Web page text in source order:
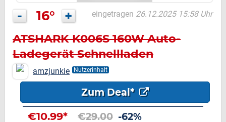
- 16° + eingetragen 26.12.2025 15:58 Uhr
ATSHARK K006S 160W Auto-
Ladegerät Schnellladen
amzjunkie Nutzerinhalt
Zum Deal*
€10.99* €29.00 -62%